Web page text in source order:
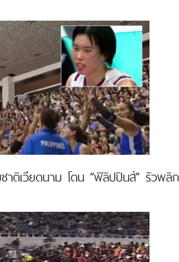
าติเวียดนาม โดน “ฟิลิปปินส์” รัวพลิก